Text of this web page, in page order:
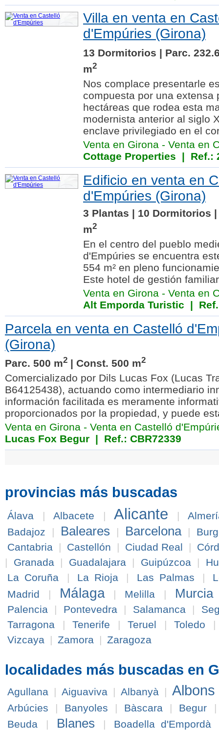
Villa en venta en
d'Empúries (Girona)
13 Dormitorios | Parc.
m2
Nos complace presentarle
compuesta por una extensa
hectáreas que rodea esta
modernista anterior al siglo
enclave privilegiado en el
Venta en Girona - Venta en
Cottage Properties | Ref.:
Edificio en venta en
d'Empúries (Girona)
3 Plantas | 10 Dormitorios
m2
En el centro del pueblo
d'Empúries se encuentra
554 m² en pleno
Este hotel de gestión
Venta en Girona - Venta en
Alt Emporda Turistic |
Parcela en venta en Castelló
(Girona)
Parc. 500 m2 | Const. 500 m2
Comercializado por Dils Lucas Fox (Lucas
B64125438), actuando como intermediario
información facilitada es meramente
proporcionados por la propiedad, y puede
Venta en Girona - Venta en Castelló
Lucas Fox Begur | Ref.: CBR72339
provincias más buscadas
Álava | Albacete | Alicante |
Badajoz
| Baleares | Barcelona |
Cantabria
| Castellón | Ciudad Real |
|
Granada | Guadalajara | Guipúzcoa |
La Coruña
| La Rioja | Las Palmas |
Madrid
| Málaga | Melilla | Murcia
Palencia
| Pontevedra | Salamanca |
Tarragona
| Tenerife | Teruel | Toledo
Vizcaya | Zamora | Zaragoza
localidades más buscadas en
Agullana | Aiguaviva | Albanyà | Albons
Arbúcies
| Banyoles | Bàscara | Begur
Beuda
| Blanes | Boadella d'Empordà